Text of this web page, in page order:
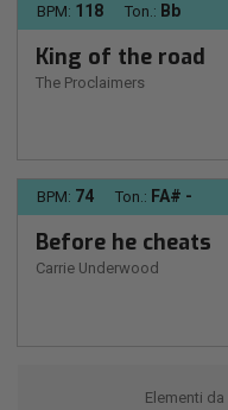
BPM: 118 Ton.: Bb
King of the road
The Proclaimers
BPM: 74 Ton.: FA# -
Before he cheats
Carrie Underwood
Elementi da